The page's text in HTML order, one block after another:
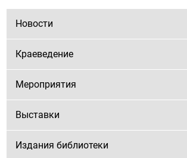
Новости
Краеведение
Мероприятия
Выставки
Издания библиотеки